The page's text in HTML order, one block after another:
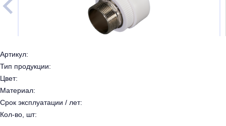
Артикул:
Тип продукции:
Цвет:
Материал:
Срок эксплуатации / лет:
Кол-во, шт: